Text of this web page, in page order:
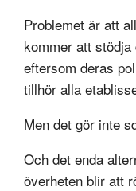
Problemet är att
kommer att
eftersom deras
tillhör alla
Men det gör inte
Och det enda
överheten blir att